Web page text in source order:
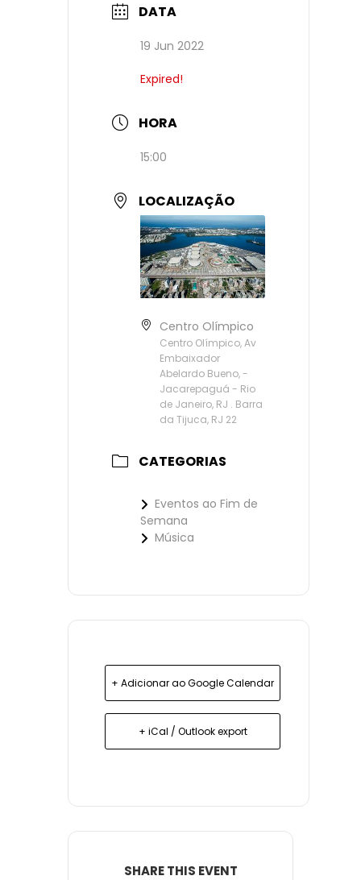
DATA
19 Jun 2022
Expired!
HORA
15:00
LOCALIZAÇÃO
Centro Olímpico
Centro Olímpico, Av
Embaixador
Abelardo Bueno, -
Jacarepaguá - Rio
de Janeiro, RJ . Barra
da Tijuca, RJ 22
CATEGORIAS
Eventos ao Fim de
Semana
Música
+ Adicionar ao Google Calendar
+ iCal / Outlook export
SHARE THIS EVENT